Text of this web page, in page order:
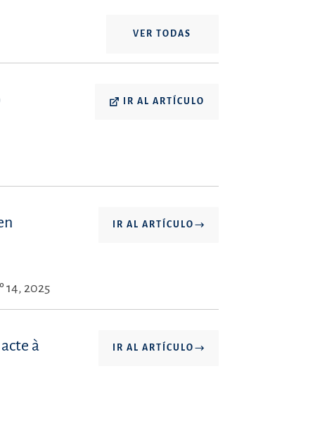
VER TODAS
IR AL ARTÍCULO
IR AL ARTÍCULO
2025
à
IR AL ARTÍCULO